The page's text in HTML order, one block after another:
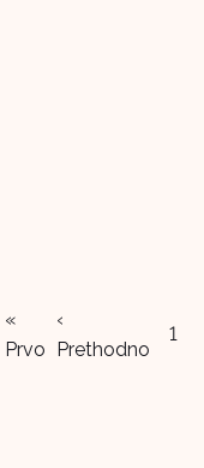
«
Prvo
‹
Prethodno
1